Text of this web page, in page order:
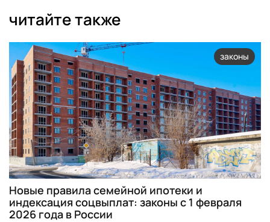
читайте также
законы
Новые правила семейной ипотеки и
индексация соцвыплат: законы с 1 февраля
2026 года в России